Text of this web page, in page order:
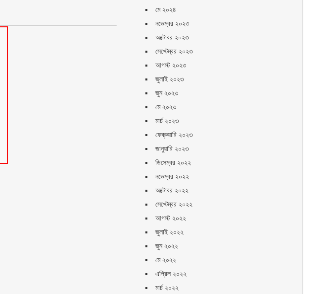
মে ২০২৪
নভেম্বর ২০২৩
অক্টোবর ২০২৩
সেপ্টেম্বর ২০২৩
আগস্ট ২০২৩
জুলাই ২০২৩
জুন ২০২৩
মে ২০২৩
মার্চ ২০২৩
ফেব্রুয়ারি ২০২৩
জানুয়ারি ২০২৩
ডিসেম্বর ২০২২
নভেম্বর ২০২২
অক্টোবর ২০২২
সেপ্টেম্বর ২০২২
আগস্ট ২০২২
জুলাই ২০২২
জুন ২০২২
মে ২০২২
এপ্রিল ২০২২
মার্চ ২০২২